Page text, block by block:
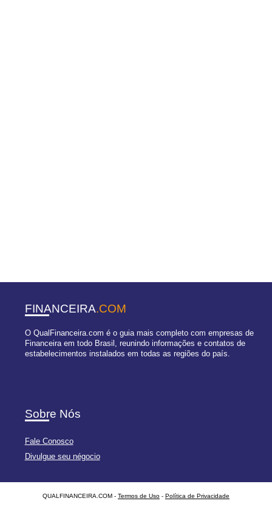
FINANCEIRA.COM
O QualFinanceira.com é o guia mais completo com empresas de
Financeira em todo Brasil, reunindo informações e contatos de
estabelecimentos instalados em todas as regiões do país.
Sobre Nós
Fale Conosco
Divulgue seu négocio
QUALFINANCEIRA.COM - Termos de Uso - Política de Privacidade